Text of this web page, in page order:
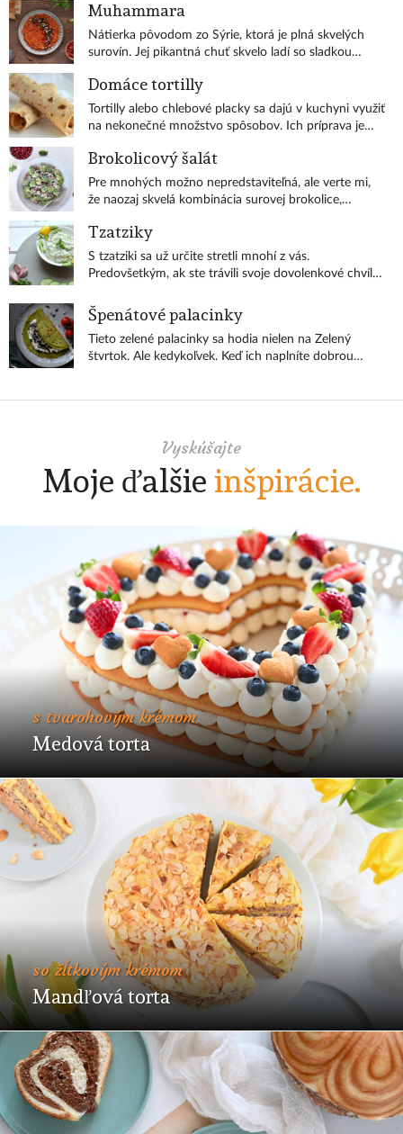
Muhammara
Nátierka pôvodom zo Sýrie, ktorá je plná skvelých
surovín. Jej pikantná chuť skvelo ladí so sladkou
Domáce tortilly
Tortilly alebo chlebové placky sa dajú v kuchyni využiť
na nekonečné množstvo spôsobov. Ich príprava je
Brokolicový šalát
Pre mnohých možno nepredstaviteľná, ale verte mi,
že naozaj skvelá kombinácia surovej brokolice,
Tzatziky
S tzatziki sa už určite stretli mnohí z vás.
Predovšetkým, ak ste trávili svoje dovolenkové chvíle
typické letné jedlo, ktoré si pripravujem naozaj často.
Špenátové palacinky
Tieto zelené palacinky sa hodia nielen na Zelený
štvrtok. Ale kedykoľvek. Keď ich naplníte dobrou
Vyskúšajte
Moje ďalšie inšpirácie.
s tvarohovým krémom
Medová torta
so žĺtkovým krémom
Mandľová torta